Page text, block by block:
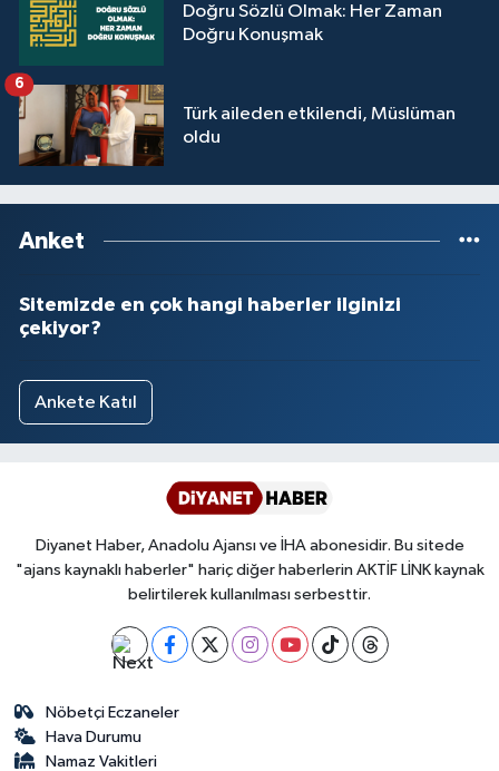
Doğru Sözlü Olmak: Her Zaman
Doğru Konuşmak
Türk aileden etkilendi, Müslüman
oldu
6
Anket
Sitemizde en çok hangi haberler ilginizi
çekiyor?
Ankete Katıl
Diyanet Haber, Anadolu Ajansı ve İHA abonesidir. Bu sitede
"ajans kaynaklı haberler" hariç diğer haberlerin AKTİF LİNK kaynak
belirtilerek kullanılması serbesttir.
Nöbetçi Eczaneler
Hava Durumu
Namaz Vakitleri